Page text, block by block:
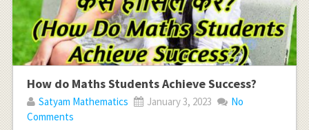
How do Maths Students Achieve Success?
Satyam Mathematics January 3, 2023
No
Comments